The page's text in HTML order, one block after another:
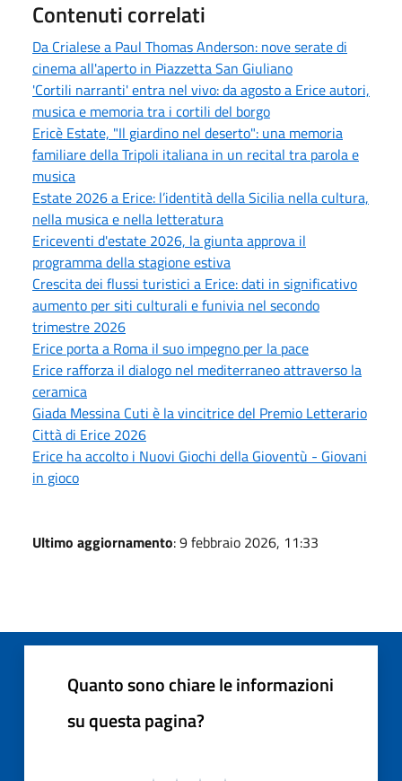
Contenuti correlati
Da Crialese a Paul Thomas Anderson: nove serate di
cinema all'aperto in Piazzetta San Giuliano
'Cortili narranti' entra nel vivo: da agosto a Erice autori,
musica e memoria tra i cortili del borgo
Ericè Estate, "Il giardino nel deserto": una memoria
familiare della Tripoli italiana in un recital tra parola e
musica
Estate 2026 a Erice: l’identità della Sicilia nella cultura,
nella musica e nella letteratura
Ericeventi d'estate 2026, la giunta approva il
programma della stagione estiva
Crescita dei flussi turistici a Erice: dati in significativo
aumento per siti culturali e funivia nel secondo
trimestre 2026
Erice porta a Roma il suo impegno per la pace
Erice rafforza il dialogo nel mediterraneo attraverso la
ceramica
Giada Messina Cuti è la vincitrice del Premio Letterario
Città di Erice 2026
Erice ha accolto i Nuovi Giochi della Gioventù - Giovani
in gioco
Ultimo aggiornamento: 9 febbraio 2026, 11:33
Quanto sono chiare le informazioni
su questa pagina?